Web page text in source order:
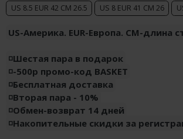
US 8.5 EUR 42 CM 26.5
US 8 EUR 41 CM 26
US-Америка. EUR-Европа. CM-длина
◽️Шестая пара в подарок
◽️-500р промо-код BASKET
◽️Бесплатная доставка
◽️Вторая пара - 10%
◽️Обмен-возврат 14 дней
◽️Накопительные скидки за
Air Jordan 12
Air Jordan 13
Air Jordan 14
Air Jordan 15
Air Jordan 23
Nike Ja
Nike Book
Nike LeBron
Nike Kyrie
Nike Freak